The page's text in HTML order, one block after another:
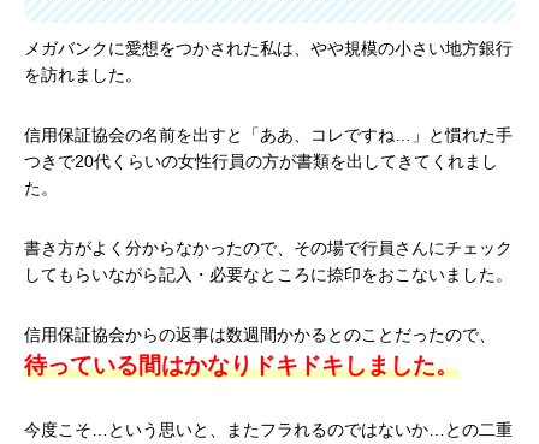
メガバンクに愛想をつかされた私は、やや規模の小さい地方銀行
を訪れました。
信用保証協会の名前を出すと「ああ、コレですね…」と慣れた手
つきで20代くらいの女性行員の方が書類を出してきてくれまし
た。
書き方がよく分からなかったので、その場で行員さんにチェック
してもらいながら記入・必要なところに捺印をおこないました。
信用保証協会からの返事は数週間かかるとのことだったので、
待っている間はかなりドキドキしました。
今度こそ…という思いと、またフラれるのではないか…との二重